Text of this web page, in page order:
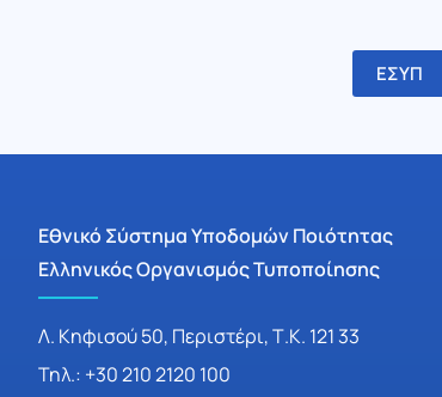
ΕΣΥΠ
Εθνικό Σύστημα Υποδομών Ποιότητας
Ελληνικός Οργανισμός Τυποποίησης
Λ. Κηφισού 50, Περιστέρι, Τ.Κ. 121 33
Τηλ.: +30 210 2120 100